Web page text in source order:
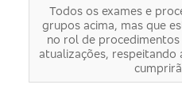
Todos os exames e
grupos acima, mas que
no rol de procedimentos
atualizações, respeitando